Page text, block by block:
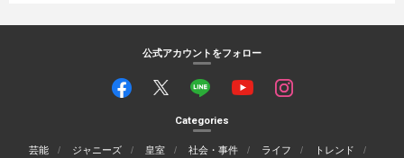
公式アカウントをフォロー
Categories
芸能 ジャニーズ 皇室 社会・事件 ライフ
トレンド